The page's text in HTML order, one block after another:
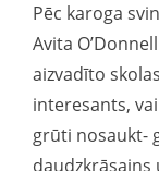
Pēc karoga
Avita
aizvadīto
interesants,
grūti nosaukt-
daudzkrāsains